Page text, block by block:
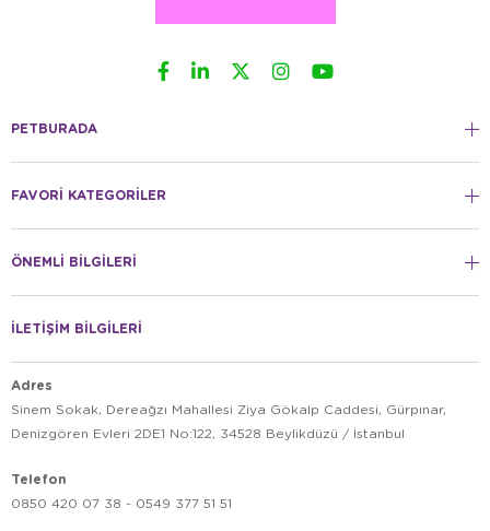
PETBURADA
FAVORİ KATEGORİLER
ÖNEMLİ BİLGİLERİ
İLETİŞİM BİLGİLERİ
Adres
Sinem Sokak, Dereağzı Mahallesi Ziya Gökalp Caddesi, Gürpınar,
Denizgören Evleri 2DE1 No:122, 34528 Beylikdüzü / İstanbul
Telefon
0850 420 07 38 - 0549 377 51 51